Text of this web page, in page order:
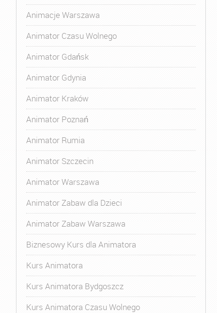
Animacje Warszawa
Animator Czasu Wolnego
Animator Gdańsk
Animator Gdynia
Animator Kraków
Animator Poznań
Animator Rumia
Animator Szczecin
Animator Warszawa
Animator Zabaw dla Dzieci
Animator Zabaw Warszawa
Biznesowy Kurs dla Animatora
Kurs Animatora
Kurs Animatora Bydgoszcz
Kurs Animatora Czasu Wolnego